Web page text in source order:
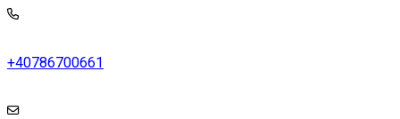
+40786700661